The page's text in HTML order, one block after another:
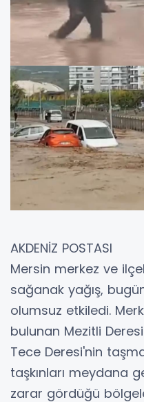
AKDENİZ POSTASI
Mersin merkez ve
sağanak yağış,
olumsuz etkiledi.
bulunan Mezitli
Tece Deresi'nin
taşkınları meydana
zarar gördüğü